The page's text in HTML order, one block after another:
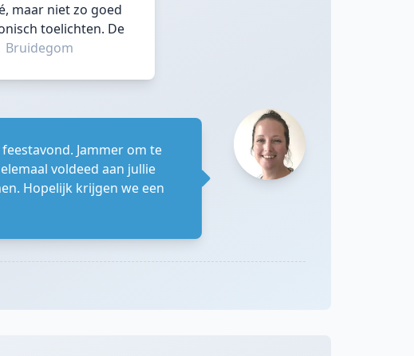
maar niet zo goed
toelichten. De
Bruidegom
Jammer om te
voldeed aan jullie
Hopelijk krijgen we een